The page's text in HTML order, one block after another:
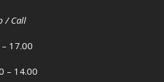
/ Call
17.00
14.00